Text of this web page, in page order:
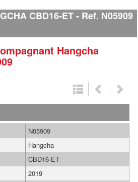
CBD16-ET Ref. N05909
Hangcha
N05909
Hangcha
CBD16-ET
2019